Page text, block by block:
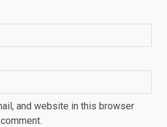
and website in this browser